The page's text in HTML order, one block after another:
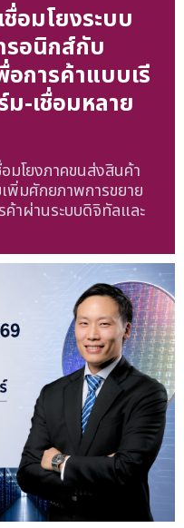
ชื่อมโยงระบบ
รอนิกส์กับ
อการค้าแบบเรี
-เชื่อมหลาย
มโยงภาคขนส่งสินค้า
พิ่มศักยภาพการขยาย
ค้าผ่านระบบดิจิทัลและ